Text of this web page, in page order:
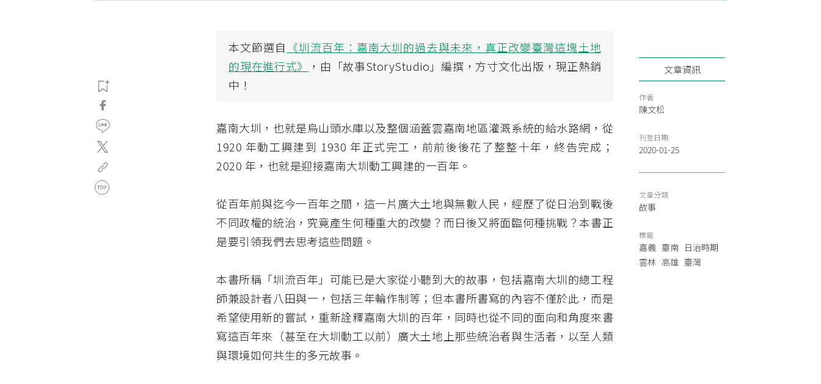
本文節選自 《圳流百年：嘉南大圳的過去與未來，真正改變臺灣這塊土地
的現在進行式》
，由「故事StoryStudio」編撰，方寸文化出版，現正熱銷
中！
嘉南大圳，也就是烏山頭水庫以及整個涵蓋雲嘉南地區灌溉系統的給水路網，從
1920 年動工興建到 1930 年正式完工，前前後後花了整整十年，終告完成；
2020 年，也就是迎接嘉南大圳動工興建的一百年。
從百年前與迄今一百年之間，這一片廣大土地與無數人民，經歷了從日治到戰後
不同政權的統治，究竟產生何種重大的改變？而日後又將面臨何種挑戰？本書正
是要引領我們去思考這些問題。
本書所稱「圳流百年」可能已是大家從小聽到大的故事，包括嘉南大圳的總工程
師兼設計者八田與一，包括三年輪作制等；但本書所書寫的內容不僅於此，而是
希望使用新的嘗試，重新詮釋嘉南大圳的百年，同時也從不同的面向和角度來書
寫這百年來（甚至在大圳動工以前）廣大土地上那些統治者與生活者，以至人類
與環境如何共生的多元故事。
文章資訊
作者
陳文松
刊登日期
2020-01-25
文章分類
故事
標籤
嘉義 臺南 日治時期
雲林 高雄 臺灣